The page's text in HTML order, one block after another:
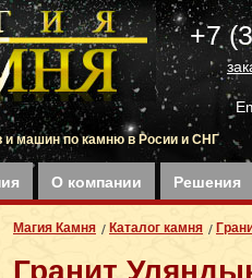
+7
и машин по камню в Росии и СНГ
О компании Решения
Магия Камня Каталог камня
Гранит